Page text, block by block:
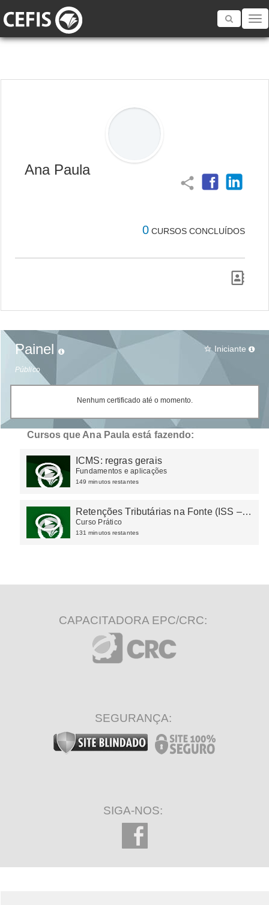
Toggle
Ana Paula
share
0 CURSOS CONCLUÍDOS
Painel
Público
star_border Iniciante
Nenhum certificado até o momento.
Cursos que Ana Paula está fazendo:
ICMS: regras gerais
Fundamentos e aplicações
149 minutos restantes
Retenções Tributárias na Fonte (ISS –
IRRF – CSRF – INSS)
Curso Prático
131 minutos restantes
CAPACITADORA EPC/CRC:
SEGURANÇA:
SIGA-NOS: